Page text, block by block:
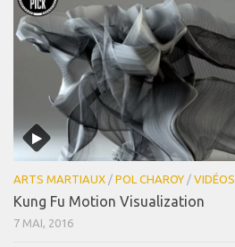
ARTS MARTIAUX / POL CHAROY / VIDÉOS
Kung Fu Motion Visualization
7 MAI, 2016